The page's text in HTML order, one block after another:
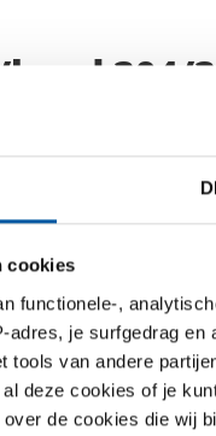
cookies
functionele-,
adres, je surfgedrag
tools van andere
deze cookies of je
de cookies die wij
304/
fin geborst
fin geborst